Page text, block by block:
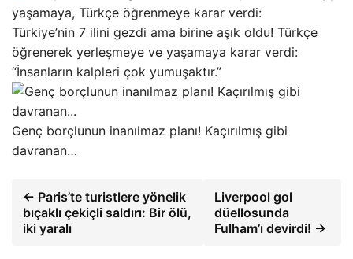
Türkiye’nin 7 ilini gezdi ama birine aşık oldu! Türkçe
öğrenerek yerleşmeye ve yaşamaya karar verdi:
“İnsanların kalpleri çok yumuşaktır.”
Genç borçlunun inanılmaz planı! Kaçırılmış gibi
davranan…
← Paris’te turistlere yönelik
bıçaklı çekiçli saldırı: Bir ölü,
iki yaralı
Liverpool gol
düellosunda
Fulham’ı devirdi! →